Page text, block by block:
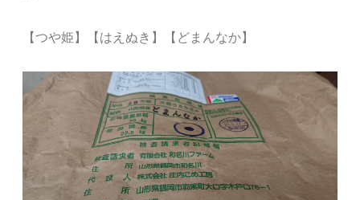
【つや姫】【はえぬき】【どまんなか】